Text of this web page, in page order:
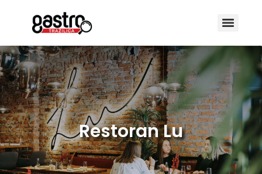
Restoran Lu